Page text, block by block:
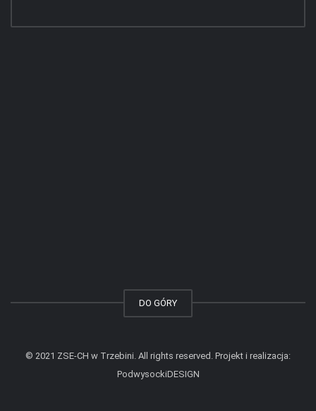
DO GÓRY
© 2021 ZSE-CH w Trzebini. All rights reserved. Projekt i realizacja:
PodwysockiDESIGN